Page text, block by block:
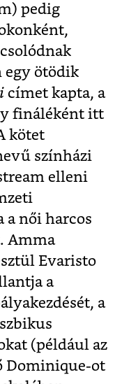
pedig
egy ötödik
címet kapta, a
fináléként itt
kötet
színházi
elleni
a női harcos
Amma
Evaristo
a
a
(például az
Dominique-ot